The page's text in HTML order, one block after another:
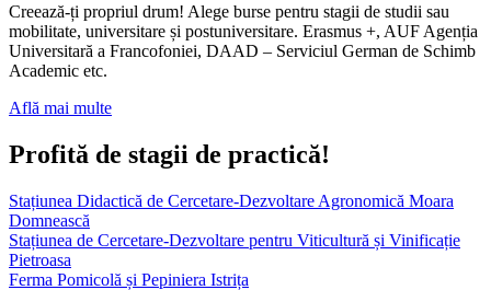
Creează-ți propriul drum! Alege burse pentru stagii de studii sau
mobilitate, universitare și postuniversitare. Erasmus +, AUF Agenția
Universitară a Francofoniei, DAAD – Serviciul German de Schimb
Academic etc.
Află mai multe
Profită de stagii de practică!
Stațiunea Didactică de Cercetare-Dezvoltare Agronomică Moara
Domnească
Stațiunea de Cercetare-Dezvoltare pentru Viticultură și Vinificație
Pietroasa
Ferma Pomicolă și Pepiniera Istrița